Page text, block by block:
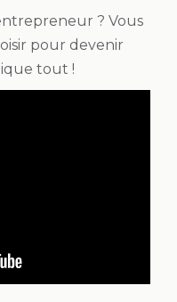
? Vous
pour devenir
tout !